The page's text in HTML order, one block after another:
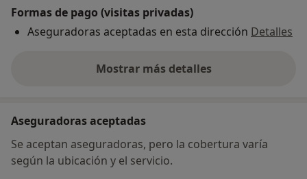
Formas de pago (visitas privadas)
Aseguradoras aceptadas en esta dirección Detalles
Mostrar más detalles
sobre la dirección
Aseguradoras aceptadas
Se aceptan aseguradoras, pero la cobertura varía
según la ubicación y el servicio.